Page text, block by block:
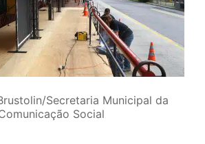
Secretaria Municipal da
Social